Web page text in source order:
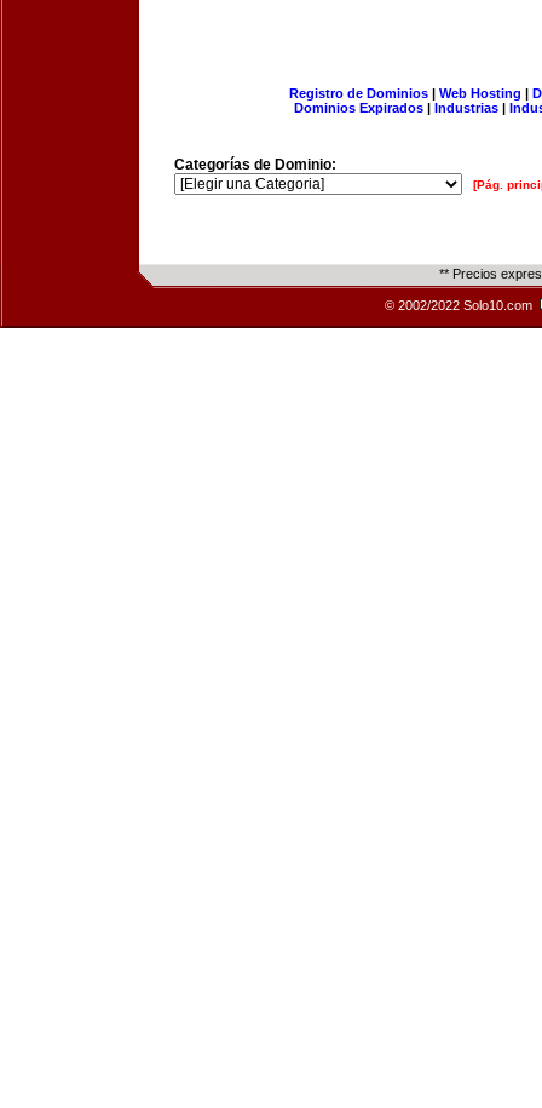
Registro de Dominios| Web Hosting |
Dominios Expirados | Industrias |
Categorías de Dominio:
[Pág.
** Precios
© 2002/2022 Solo10.com